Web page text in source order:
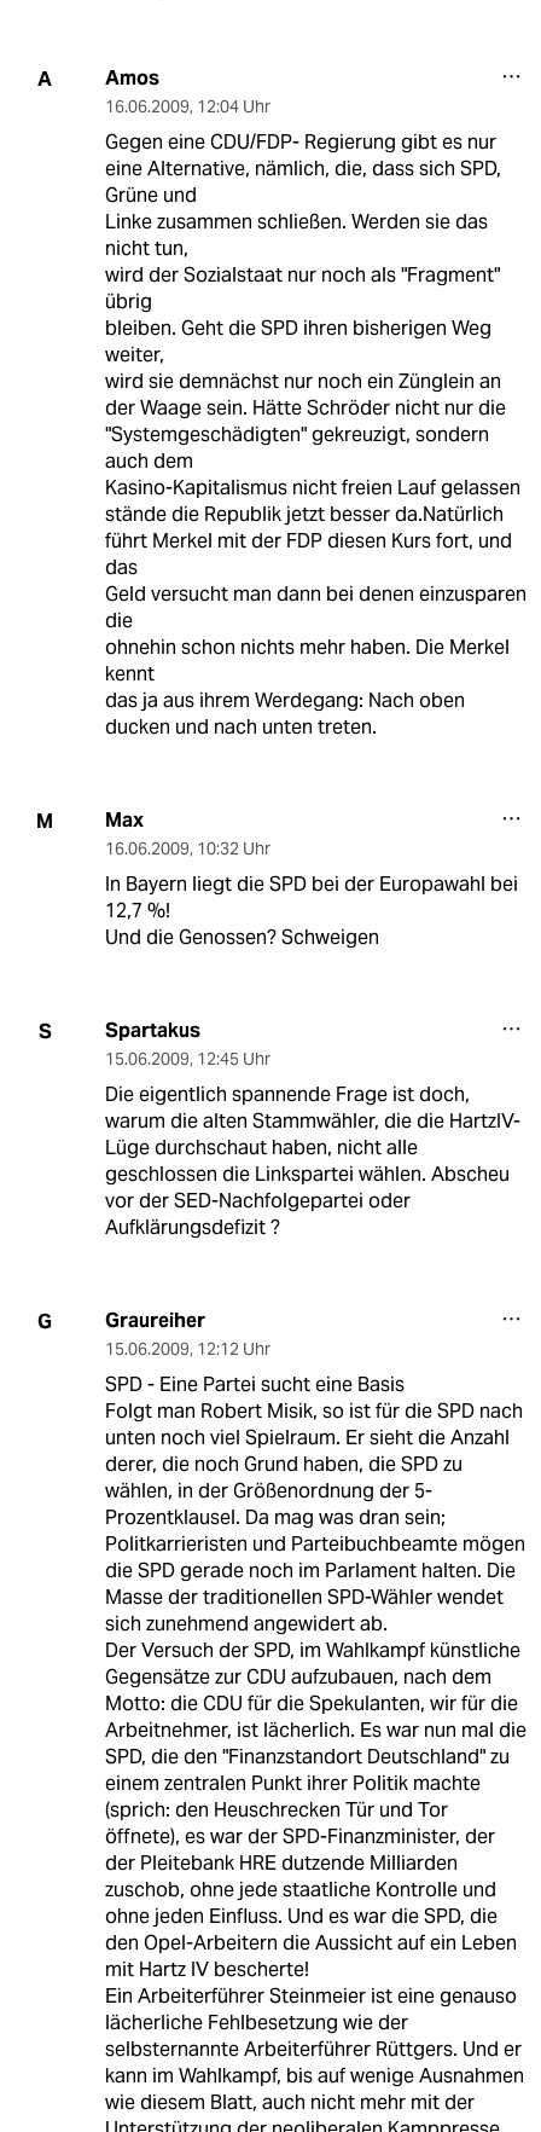
A Amos
16.06.2009, 12:04 Uhr
Gegen eine CDU/FDP- Regierung gibt es nur
eine Alternative, nämlich, die, dass sich SPD,
Grüne und
Linke zusammen schließen. Werden sie das
nicht tun,
wird der Sozialstaat nur noch als "Fragment"
übrig
bleiben. Geht die SPD ihren bisherigen Weg
weiter,
wird sie demnächst nur noch ein Zünglein an
der Waage sein. Hätte Schröder nicht nur die
"Systemgeschädigten" gekreuzigt, sondern
auch dem
Kasino-Kapitalismus nicht freien Lauf gelassen
stände die Republik jetzt besser da.Natürlich
führt Merkel mit der FDP diesen Kurs fort, und
das
Geld versucht man dann bei denen einzusparen
die
ohnehin schon nichts mehr haben. Die Merkel
kennt
das ja aus ihrem Werdegang: Nach oben
ducken und nach unten treten.
M Max
16.06.2009, 10:32 Uhr
In Bayern liegt die SPD bei der Europawahl bei
12,7 %!
Und die Genossen? Schweigen
S Spartakus
15.06.2009, 12:45 Uhr
Die eigentlich spannende Frage ist doch,
warum die alten Stammwähler, die die HartzIV-
Lüge durchschaut haben, nicht alle
geschlossen die Linkspartei wählen. Abscheu
vor der SED-Nachfolgepartei oder
Aufklärungsdefizit ?
G Graureiher
15.06.2009, 12:12 Uhr
SPD - Eine Partei sucht eine Basis
Folgt man Robert Misik, so ist für die SPD nach
unten noch viel Spielraum. Er sieht die Anzahl
derer, die noch Grund haben, die SPD zu
wählen, in der Größenordnung der 5-
Prozentklausel. Da mag was dran sein;
Politkarrieristen und Parteibuchbeamte mögen
die SPD gerade noch im Parlament halten. Die
Masse der traditionellen SPD-Wähler wendet
sich zunehmend angewidert ab.
Der Versuch der SPD, im Wahlkampf künstliche
Gegensätze zur CDU aufzubauen, nach dem
Motto: die CDU für die Spekulanten, wir für die
Arbeitnehmer, ist lächerlich. Es war nun mal die
SPD, die den "Finanzstandort Deutschland" zu
einem zentralen Punkt ihrer Politik machte
(sprich: den Heuschrecken Tür und Tor
öffnete), es war der SPD-Finanzminister, der
der Pleitebank HRE dutzende Milliarden
zuschob, ohne jede staatliche Kontrolle und
ohne jeden Einfluss. Und es war die SPD, die
den Opel-Arbeitern die Aussicht auf ein Leben
mit Hartz IV bescherte!
Ein Arbeiterführer Steinmeier ist eine genauso
lächerliche Fehlbesetzung wie der
selbsternannte Arbeiterführer Rüttgers. Und er
kann im Wahlkampf, bis auf wenige Ausnahmen
wie diesem Blatt, auch nicht mehr mit der